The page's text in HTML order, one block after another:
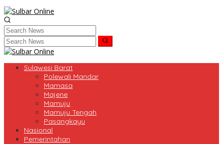
Sulawesi Barat
Polewali Mandar
Mamasa
Majene
Mamuju
Mamuju Tengah
Pasangkayu
Nasional
Pemerintahan